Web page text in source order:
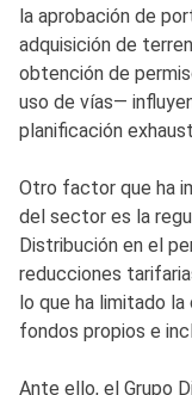
la aprobación de
adquisición de
obtención de
uso de vías—
planificación
Otro factor que ha
del sector es la
Distribución en el
reducciones
lo que ha limitado
fondos propios e
Ante ello, el Grupo